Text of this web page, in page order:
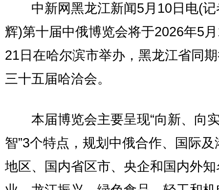
中新网黑龙江新闻5月10日电(记
辉)第十届中俄博览会将于2026年5
21日在哈尔滨市举办，黑龙江省同
三十五届哈洽会。
本届博览会主要呈现“向新、向
智”3个特点，规划中俄合作、国际及
地区、国内省区市、央企和国内外